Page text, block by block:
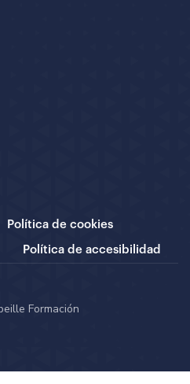
Política de cookies
Política de accesibilidad
Formación